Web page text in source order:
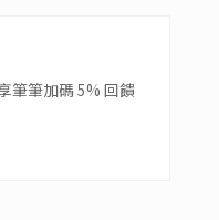
筆筆加碼 5% 回饋